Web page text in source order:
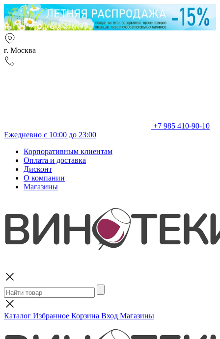
г. Москва
+7 985 410-90-10
Ежедневно с 10:00 до 23:00
Корпоративным клиентам
Оплата и доставка
Дисконт
О компании
Магазины
Каталог Избранное Корзина Вход Магазины